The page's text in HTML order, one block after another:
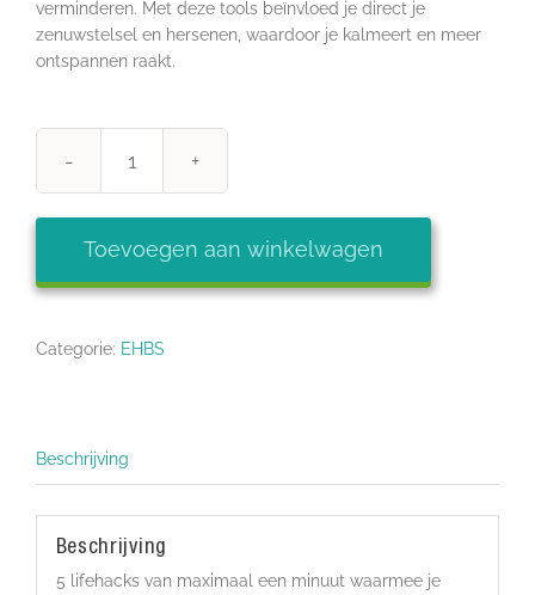
verminderen. Met deze tools beïnvloed je direct je
zenuwstelsel en hersenen, waardoor je kalmeert en meer
ontspannen raakt.
EHBS-
Toolkit
Toevoegen aan winkelwagen
Categorie: EHBS
Beschrijving
Beschrijving
5 lifehacks van maximaal een minuut waarmee je